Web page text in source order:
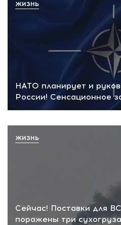
НАТО планирует и
России! Сенсационное
ЖИЗНЬ
Сейчас! Поставки для
поражены три
ЖИЗНЬ